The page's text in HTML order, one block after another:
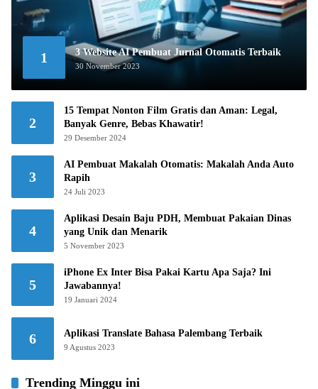
1 3 Website AI Pembuat Jurnal Otomatis Terbaik
30 November 2023
2
15 Tempat Nonton Film Gratis dan Aman: Legal,
Banyak Genre, Bebas Khawatir!
29 Desember 2024
3
AI Pembuat Makalah Otomatis: Makalah Anda Auto
Rapih
24 Juli 2023
4
Aplikasi Desain Baju PDH, Membuat Pakaian Dinas
yang Unik dan Menarik
5 November 2023
5
iPhone Ex Inter Bisa Pakai Kartu Apa Saja? Ini
Jawabannya!
19 Januari 2024
6 Aplikasi Translate Bahasa Palembang Terbaik
9 Agustus 2023
Trending Minggu ini